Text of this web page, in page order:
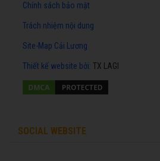
Chính sách bảo mật
Trách nhiệm nội dung
Site-Map Cải Lương
Thiết kế website bởi: TX LAGI
SOCIAL WEBSITE